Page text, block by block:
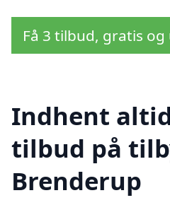
Få 3 tilbud, gratis
Indhent
tilbud på
Brenderup